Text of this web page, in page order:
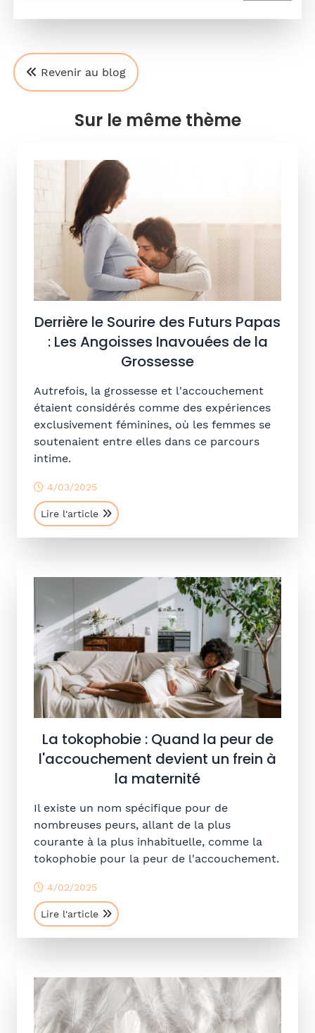
Revenir au blog
Sur le même thème
Derrière le Sourire des Futurs Papas
: Les Angoisses Inavouées de la
Grossesse
Autrefois, la grossesse et l'accouchement
étaient considérés comme des expériences
exclusivement féminines, où les femmes se
soutenaient entre elles dans ce parcours
intime.
4/03/2025
Lire l'article
La tokophobie : Quand la peur de
l'accouchement devient un frein à
la maternité
Il existe un nom spécifique pour de
nombreuses peurs, allant de la plus
courante à la plus inhabituelle, comme la
tokophobie pour la peur de l'accouchement.
4/02/2025
Lire l'article